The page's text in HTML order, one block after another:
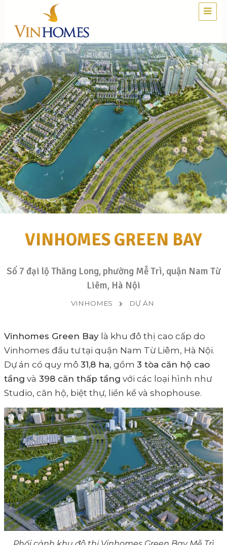
VINHOMES GREEN BAY
Số 7 đại lộ Thăng Long, phường Mễ Trì, quận Nam Từ
Liêm, Hà Nội
VINHOMES DỰ ÁN
Vinhomes Green Bay là khu đô thị cao cấp do
Vinhomes đầu tư tại quận Nam Từ Liêm, Hà Nội.
Dự án có quy mô 31,8 ha, gồm 3 tòa căn hộ cao
tầng và 398 căn thấp tầng với các loại hình như
Studio, căn hộ, biệt thự, liền kề và shophouse.